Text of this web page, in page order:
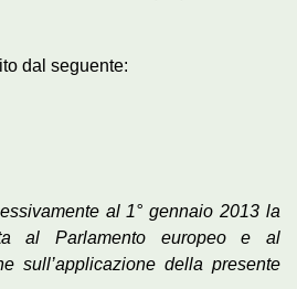
dal seguente:
al 1° gennaio 2013 la
al Parlamento europeo e al
sull’applicazione della presente